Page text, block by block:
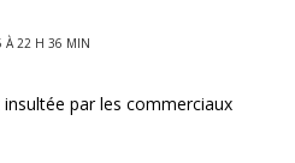
À 22 H 36 MIN
par les commerciaux